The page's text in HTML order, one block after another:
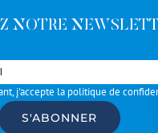
NOTRE
j'accepte la politique de